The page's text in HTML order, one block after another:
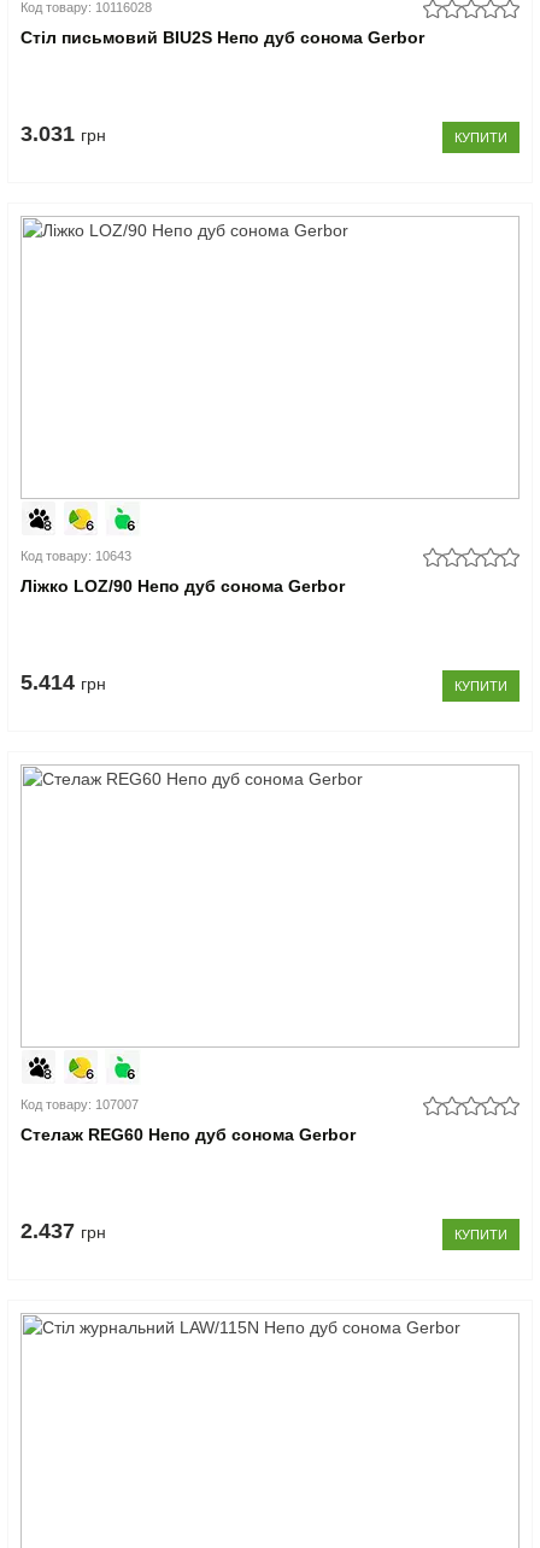
Код товару: 10116028
Стіл письмовий BIU2S Непо дуб сонома Gerbor
3.031 грн КУПИТИ
Код товару: 10643
Ліжко LOZ/90 Непо дуб сонома Gerbor
5.414 грн КУПИТИ
Код товару: 107007
Стелаж REG60 Непо дуб сонома Gerbor
2.437 грн КУПИТИ